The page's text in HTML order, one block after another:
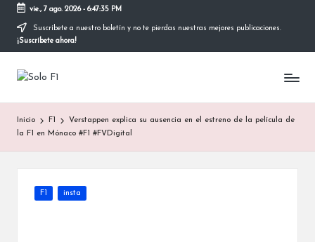
Saltar
vie., 7 ago. 2026- 6:47:36 PM
Suscríbete a nuestro boletín y no te pierdas nuestras mejores publicaciones.
¡Suscríbete ahora!
S
o
l
o
Para
la
F1
Inicio F1
Verstappen explica su ausencia en el estreno de la película de
la F1 en Mónaco #F1 #FVDigital
Publicada
F1 insta